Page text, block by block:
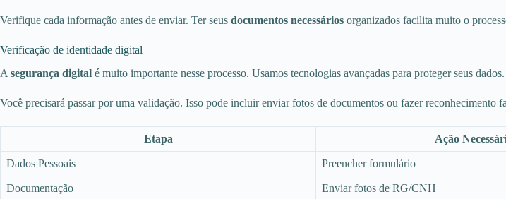
Verifique cada informação antes de enviar. Ter seus documentos necessários organizados facilita muito o
Verificação de identidade digital
A segurança digital é muito importante nesse processo. Usamos tecnologias avançadas para proteger seus dados.
Você precisará passar por uma validação. Isso pode incluir enviar fotos de documentos ou fazer reconhecimento
Etapa Ação
Dados Pessoais Preencher formulário
Documentação Enviar fotos de RG/CNH